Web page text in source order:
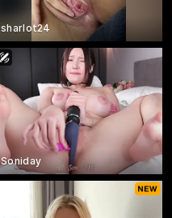
sharlot24
Soniday